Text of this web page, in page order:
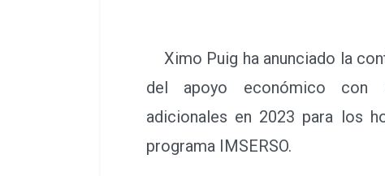
Ximo Puig ha anunciado la
del apoyo económico con
adicionales en 2023 para los
programa IMSERSO.